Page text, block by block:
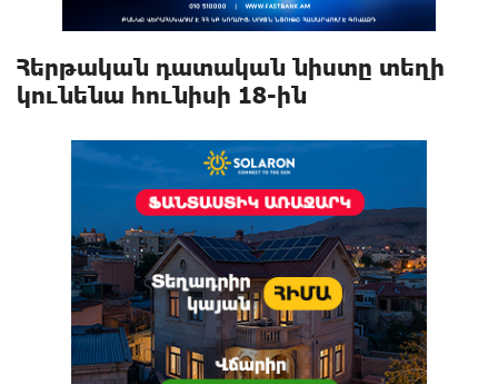
Հերթական դատական նիստը տեղի
կունենա հունիսի 18-ին